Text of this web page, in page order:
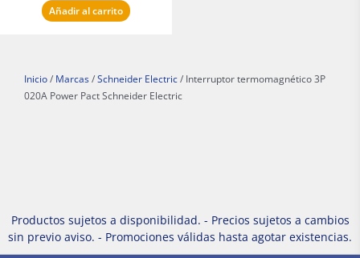
Añadir al carrito
Inicio / Marcas / Schneider Electric / Interruptor termomagnético 3P
020A Power Pact Schneider Electric
Productos sujetos a disponibilidad. - Precios sujetos a cambios
sin previo aviso. - Promociones válidas hasta agotar existencias.